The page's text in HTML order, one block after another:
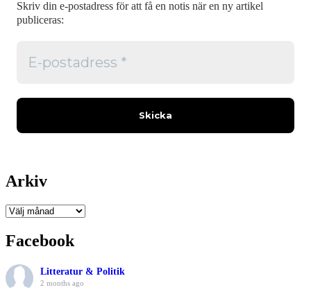
Skriv din e-postadress för att få en notis när en ny artikel
publiceras:
Arkiv
Arkiv
Facebook
Litteratur & Politik
2 months ago